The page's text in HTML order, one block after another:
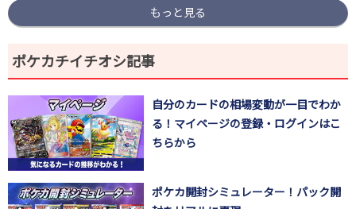
もっと見る
ポケカチイチオシ記事
自分のカードの相場変動が一目でわか
る！マイページの登録・ログインはこ
ちらから
ポケカ開封シミュレーター！パック開